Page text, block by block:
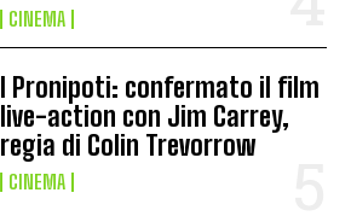
CINEMA
I Pronipoti: confermato il film
live-action con Jim Carrey,
regia di Colin Trevorrow
CINEMA